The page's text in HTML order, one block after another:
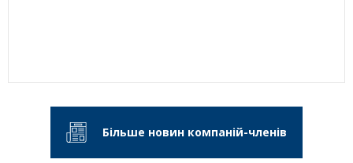
Більше новин компаній-членів